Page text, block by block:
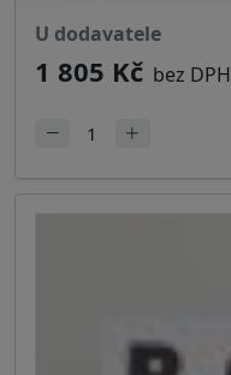
u dodavatele
1 805 Kč bez DPH